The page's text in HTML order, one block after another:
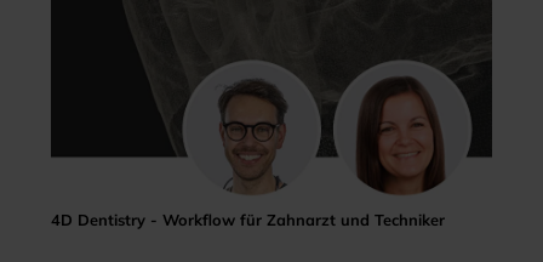
4D Dentistry - Workflow für Zahnarzt und Techniker